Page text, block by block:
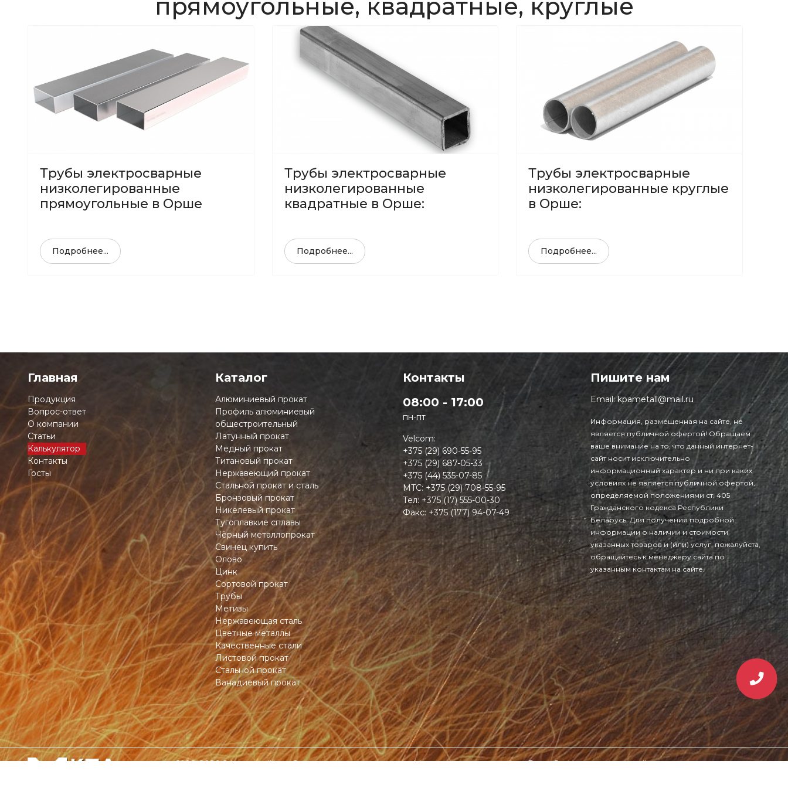
прямоугольные, квадратные, круглые
Трубы электросварные
низколегированные
прямоугольные в Орше
Подробнее...
Трубы электросварные
низколегированные
квадратные в Орше:
Подробнее...
Трубы электросварные
низколегированные круглые
в Орше:
Подробнее...
Главная
Продукция
Вопрос-ответ
О компании
Статьи
Калькулятор
Контакты
Госты
Каталог
Алюминиевый прокат
Профиль алюминиевый
общестроительный
Латунный прокат
Медный прокат
Титановый прокат
Нержавеющий прокат
Стальной прокат и сталь
Бронзовый прокат
Никелевый прокат
Тугоплавкие сплавы
Чёрный металлопрокат
Свинец купить
Олово
Цинк
Сортовой прокат
Трубы
Метизы
Нержавеющая сталь
Цветные металлы
Качественные стали
Листовой прокат
Стальной прокат
Ванадиевый прокат
Контакты
08:00 - 17:00
пн-пт
Velcom:
+375 (29) 690-55-95
+375 (29) 687-05-33
+375 (44) 535-07-85
MTC: +375 (29) 708-55-95
Тел: +375 (17) 555-00-30
Факс: +375 (177) 94-07-49
Пишите нам
Email:kpametall@mail.ru
1998-2026 © kpametall.by – Оптовая продажа металла в Минске и по
Разработка и раскрутка сайтов